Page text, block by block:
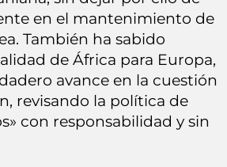
en el mantenimiento de
También ha sabido
de África para Europa,
avance en la cuestión
revisando la política de
con responsabilidad y sin